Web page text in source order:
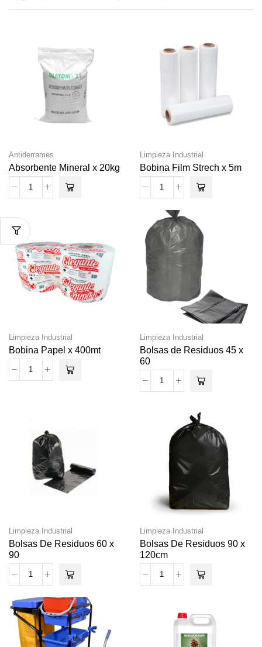
Antiderrames
Absorbente Mineral x 20kg
Limpieza Industrial
Bobina Film Strech x 5m
Limpieza Industrial
Bobina Papel x 400mt
Limpieza Industrial
Bolsas de Residuos 45 x
60
Limpieza Industrial
Bolsas De Residuos 60 x
90
Limpieza Industrial
Bolsas De Residuos 90 x
120cm